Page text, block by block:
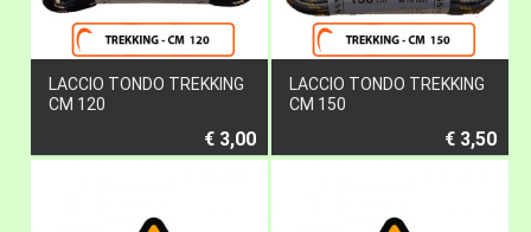
LACCIO TONDO TREKKING
CM 120
€ 3,00
LACCIO TONDO TREKKING
CM 150
€ 3,50